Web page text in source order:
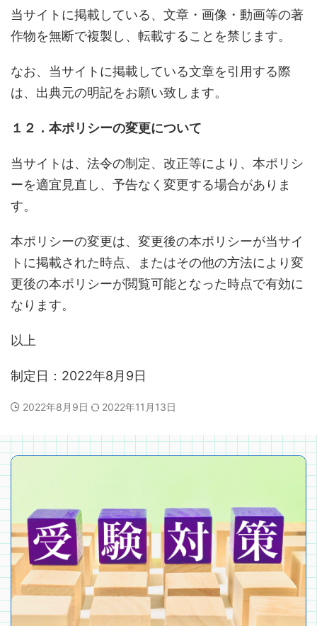
当サイトに掲載している、文章・画像・動画等の著
作物を無断で複製し、転載することを禁じます。
なお、当サイトに掲載している文章を引用する際
は、出典元の明記をお願い致します。
１２．本ポリシーの変更について
当サイトは、法令の制定、改正等により、本ポリシ
ーを適宜見直し、予告なく変更する場合がありま
す。
本ポリシーの変更は、変更後の本ポリシーが当サイ
トに掲載された時点、またはその他の方法により変
更後の本ポリシーが閲覧可能となった時点で有効に
なります。
以上
制定日：2022年8月9日
2022年8月9日 2022年11月13日